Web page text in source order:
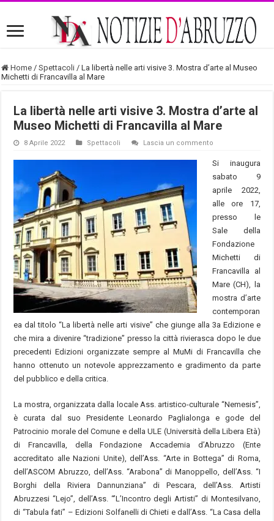
Home / Spettacoli / La libertà nelle arti visive 3. Mostra d’arte al Museo
Michetti di Francavilla al Mare
La libertà nelle arti visive 3. Mostra d’arte al
Museo Michetti di Francavilla al Mare
8 Aprile 2022 Spettacoli Lascia un commento
Si inaugura
sabato 9
aprile 2022,
alle ore 17,
presso le
Sale della
Fondazione
Michetti di
Francavilla al
Mare (CH), la
mostra d’arte
contemporan
ea dal titolo “La libertà nelle arti visive” che giunge alla 3a Edizione e
che mira a divenire “tradizione” presso la città rivierasca dopo le due
precedenti Edizioni organizzate sempre al MuMi di Francavilla che
hanno ottenuto un notevole apprezzamento e gradimento da parte
del pubblico e della critica.
La mostra, organizzata dalla locale Ass. artistico-culturale “Nemesis”,
è curata dal suo Presidente Leonardo Paglialonga e gode del
Patrocinio morale del Comune e della ULE (Università della Libera Età)
di Francavilla, della Fondazione Accademia d’Abruzzo (Ente
accreditato alle Nazioni Unite), dell’Ass. “Arte in Bottega” di Roma,
dell’ASCOM Abruzzo, dell’Ass. “Arabona” di Manoppello, dell’Ass. “I
Borghi della Riviera Dannunziana” di Pescara, dell’Ass. Artisti
Abruzzesi “Lejo”, dell’Ass. “’L’Incontro degli Artisti” di Montesilvano,
di “Tabula fati” – Edizioni Solfanelli di Chieti e dall’Ass. “La Casa della